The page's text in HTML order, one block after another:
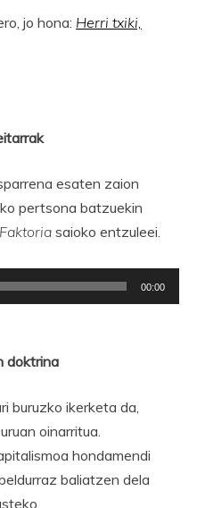
jo hona: Herri txiki,
esaten zaion
pertsona batzuekin
Faktoria saioko entzuleei.
00:00
doktrina
buruzko ikerketa da,
oinarritua.
hondamendi
baliatzen dela